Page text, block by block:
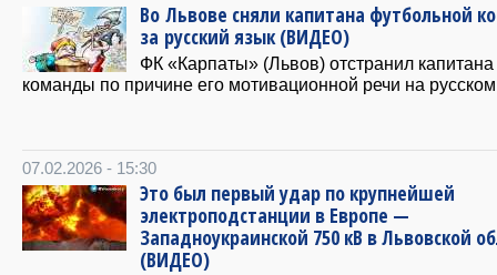
Во Львове сняли капитана футбольной
за русский язык (ВИДЕО)
ФК «Карпаты» (Львов) отстранил капитана
команды по причине его мотивационной речи на
07.02.2026 - 15:30
Это был первый удар по крупнейшей
электроподстанции в Европе —
Западноукраинской 750 кВ в Львовской
(ВИДЕО)